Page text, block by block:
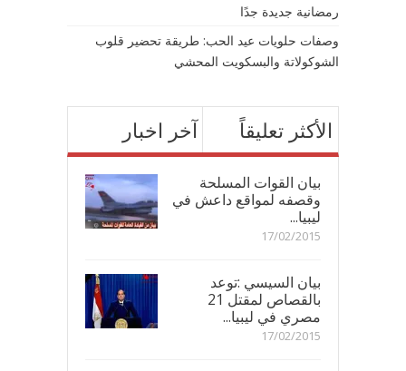
رمضانية جديدة جدًا
وصفات حلويات عيد الحب: طريقة تحضير قلوب
الشوكولاتة والبسكويت المحشي
آخر اخبار الأكثر تعليقاً
بيان القوات المسلحة
وقصفه لمواقع داعش في
ليبيا...
17/02/2015
بيان السيسي :توعد
بالقصاص لمقتل 21
مصري في ليبيا...
17/02/2015